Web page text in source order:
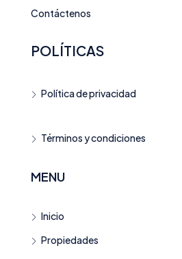
Contáctenos
POLÍTICAS
Política de privacidad
Términos y condiciones
MENU
Inicio
Propiedades